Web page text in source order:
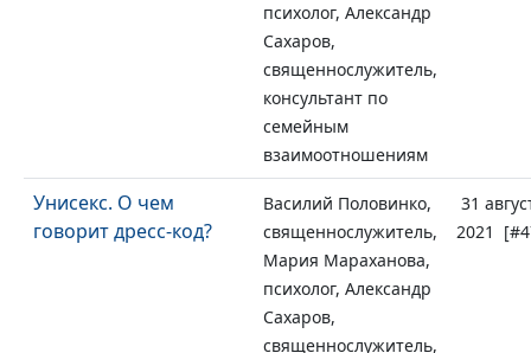
психолог, Александр
Сахаров,
священнослужитель,
консультант по
семейным
взаимоотношениям
Унисекс. О чем
говорит дресс-код?
Василий Половинко,
священнослужитель,
Мария Мараханова,
психолог, Александр
Сахаров,
священнослужитель,
31
2021